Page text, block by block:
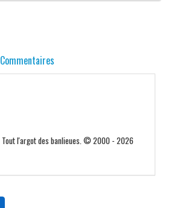
Commentaires
. Tout l'argot des banlieues. © 2000 - 2026